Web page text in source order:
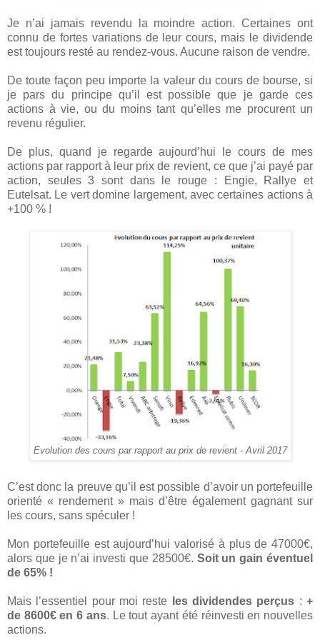
Je n’ai jamais revendu la moindre action. Certaines ont
connu de fortes variations de leur cours, mais le dividende
est toujours resté au rendez-vous. Aucune raison de vendre.
De toute façon peu importe la valeur du cours de bourse, si
je pars du principe qu’il est possible que je garde ces
actions à vie, ou du moins tant qu’elles me procurent un
revenu régulier.
De plus, quand je regarde aujourd’hui le cours de mes
actions par rapport à leur prix de revient, ce que j’ai payé par
action, seules 3 sont dans le rouge : Engie, Rallye et
Eutelsat. Le vert domine largement, avec certaines actions à
+100 % !
Evolution des cours par rapport au prix de revient - Avril 2017
C’est donc la preuve qu’il est possible d’avoir un portefeuille
orienté « rendement » mais d’être également gagnant sur
les cours, sans spéculer !
Mon portefeuille est aujourd’hui valorisé à plus de 47000€,
alors que je n’ai investi que 28500€. Soit un gain éventuel
de 65% !
Mais l’essentiel pour moi reste les dividendes perçus :+
de 8600€ en 6 ans. Le tout ayant été réinvesti en nouvelles
actions.